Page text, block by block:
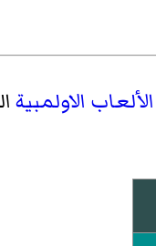
الألعاب الاولمبية